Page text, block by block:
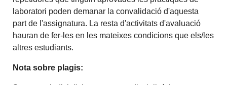
laboratori poden demanar la convalidació d'aquesta
part de l'assignatura. La resta d'activitats d'avaluació
hauran de fer-les en les mateixes condicions que els/les
altres estudiants.
Nota sobre plagis: